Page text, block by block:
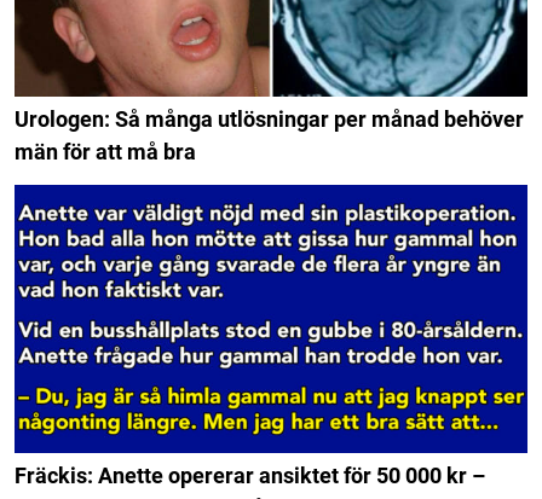
Urologen: Så många utlösningar per månad behöver
män för att må bra
Fräckis: Anette opererar ansiktet för 50 000 kr –